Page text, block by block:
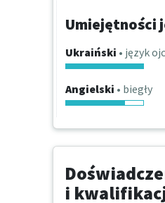
Umiejętności
Ukraiński • język
Angielski • biegły
i